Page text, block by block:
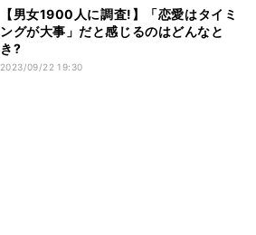
【男女1900人に調査!】「恋愛はタイミ
ングが大事」だと感じるのはどんなと
き?
2023/09/22 19:30